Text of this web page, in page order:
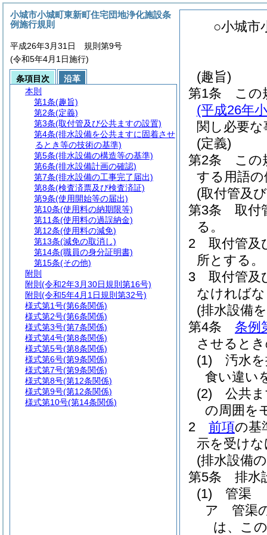
○小城市
(趣旨)
第1条
この
(平成26年
関し必要
(定義)
第2条
この
する用語
(取付管及
第3条
取付
る。
2
取付管及
所とする。
3
取付管及
なければ
(排水設備
第4条
条例
させると
(1)
汚水
食い違い
(2)
公共
の周囲を
2
前項の基
示を受け
(排水設備
第5条
排水
(1)
管渠
ア
管渠
は、こ
小城市小城町東新町住宅団地浄化施設条
例施行規則
平成26年3月31日 規則第9号
(令和5年4月1日施行)
条項目次
沿革
本則
第1条(趣旨)
第2条(定義)
第3条(取付管及び公共ますの設置)
第4条(排水設備を公共ますに固着させ
るとき等の技術の基準)
第5条(排水設備の構造等の基準)
第6条(排水設備計画の確認)
第7条(排水設備の工事完了届出)
第8条(検査済票及び検査済証)
第9条(使用開始等の届出)
第10条(使用料の納期限等)
第11条(使用料の過誤納金)
第12条(使用料の減免)
第13条(減免の取消し)
第14条(職員の身分証明書)
第15条(その他)
附則
附則 (令和2年3月30日規則第16号)
附則 (令和5年4月1日規則第32号)
様式第1号(第6条関係)
様式第2号(第6条関係)
様式第3号(第7条関係)
様式第4号(第8条関係)
様式第5号(第8条関係)
様式第6号(第9条関係)
様式第7号(第9条関係)
様式第8号(第12条関係)
様式第9号(第12条関係)
様式第10号(第14条関係)